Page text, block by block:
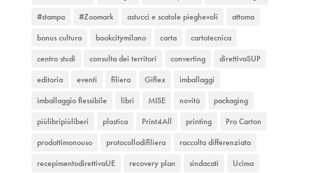
#stampa
#Zoomark astucci e scatole pieghevoli
attoma
bonus cultura
bookcitymilano carta
cartotecnica
centro studi
consulta dei territori converting
direttivaSUP
editoria
eventi filiera Giflex
imballaggi
imballaggio flessibile
libri MISE novità
packaging
piùlibripiùliberi
plastica Print4All printing
Pro Carton
prodottimonouso
protocollodifiliera
raccolta differenziata
recepimentodirettivaUE
recovery plan sindacati
Ucima